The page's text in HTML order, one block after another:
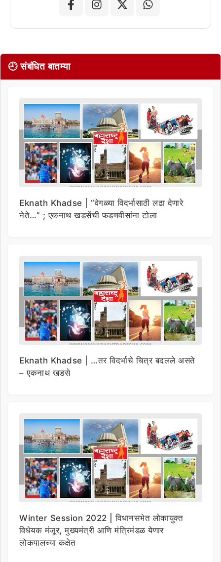
🕘 संबंधित बातम्या
Eknath Khadse | “वेगळ्या विदर्भासाठी लढा देणारे
नेते…” ; एकनाथ खडसेंची फडणवीसांना टोला
Eknath Khadse | …तर विदर्भाचे चित्र बदलले असते
– एकनाथ खडसे
Winter Session 2022 | विधानसभेत लोकायुक्त
विधेयक मंजूर, मुख्यमंत्री आणि मंत्रिमंडळ येणार
लोकपालच्या कक्षेत